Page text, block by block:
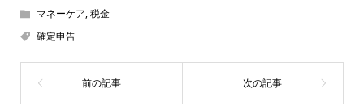
マネーケア,税金
確定申告